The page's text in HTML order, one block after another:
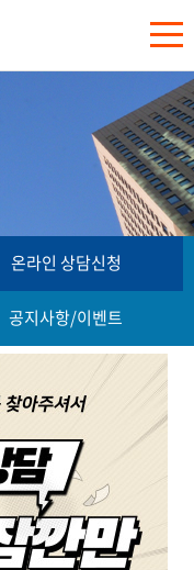
온라인 상담신청
공지사항/이벤트